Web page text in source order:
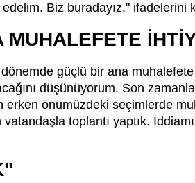
Biz buradayız." ifadelerini
güçlü bir ana
düşünüyorum. Son
önümüzdeki seçimlerde
toplantı yaptık.